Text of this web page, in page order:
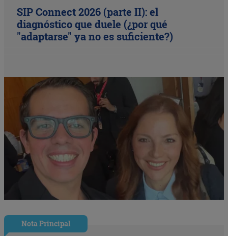
SIP Connect 2026 (parte II): el
diagnóstico que duele (¿por qué
"adaptarse" ya no es suficiente?)
Nota Principal